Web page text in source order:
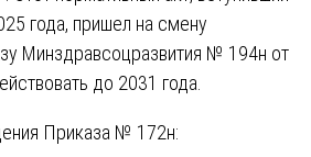
года, пришел на смену
Минздравсоцразвития № 194н от
до 2031 года.
Приказа № 172н: